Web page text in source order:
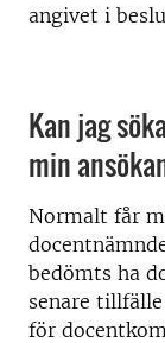
angivet i
Kan jag
min
Normalt får
bedömts ha
senare
för